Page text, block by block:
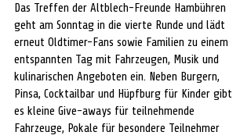
Das Treffen der Altblech-Freunde Hambühren
geht am Sonntag in die vierte Runde und lädt
erneut Oldtimer-Fans sowie Familien zu einem
entspannten Tag mit Fahrzeugen, Musik und
kulinarischen Angeboten ein. Neben Burgern,
Pinsa, Cocktailbar und Hüpfburg für Kinder gibt
es kleine Give-aways für teilnehmende
Fahrzeuge, Pokale für besondere Teilnehmer